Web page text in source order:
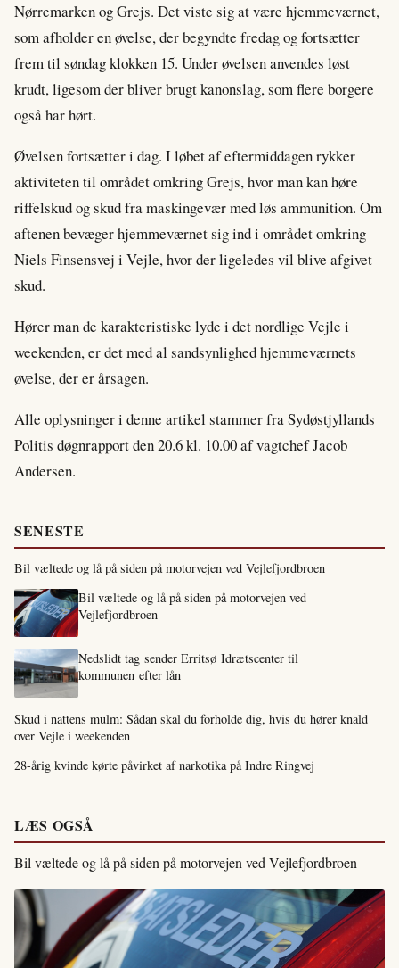
Nørremarken og Grejs. Det viste sig at være hjemmeværnet,
som afholder en øvelse, der begyndte fredag og fortsætter
frem til søndag klokken 15. Under øvelsen anvendes løst
krudt, ligesom der bliver brugt kanonslag, som flere borgere
også har hørt.
Øvelsen fortsætter i dag. I løbet af eftermiddagen rykker
aktiviteten til området omkring Grejs, hvor man kan høre
riffelskud og skud fra maskingevær med løs ammunition. Om
aftenen bevæger hjemmeværnet sig ind i området omkring
Niels Finsensvej i Vejle, hvor der ligeledes vil blive afgivet
skud.
Hører man de karakteristiske lyde i det nordlige Vejle i
weekenden, er det med al sandsynlighed hjemmeværnets
øvelse, der er årsagen.
Alle oplysninger i denne artikel stammer fra Sydøstjyllands
Politis døgnrapport den 20.6 kl. 10.00 af vagtchef Jacob
Andersen.
SENESTE
Bil væltede og lå på siden på motorvejen ved Vejlefjordbroen
Bil væltede og lå på siden på motorvejen ved
Vejlefjordbroen
Nedslidt tag sender Erritsø Idrætscenter til
kommunen efter lån
Skud i nattens mulm: Sådan skal du forholde dig, hvis du hører knald
over Vejle i weekenden
28-årig kvinde kørte påvirket af narkotika på Indre Ringvej
LÆS OGSÅ
Bil væltede og lå på siden på motorvejen ved Vejlefjordbroen